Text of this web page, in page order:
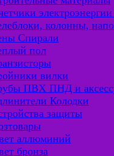
колонны,
Спирали
пол
вилки
ПВХ ПНД и
Колодки
защиты
аллюминий
бронза